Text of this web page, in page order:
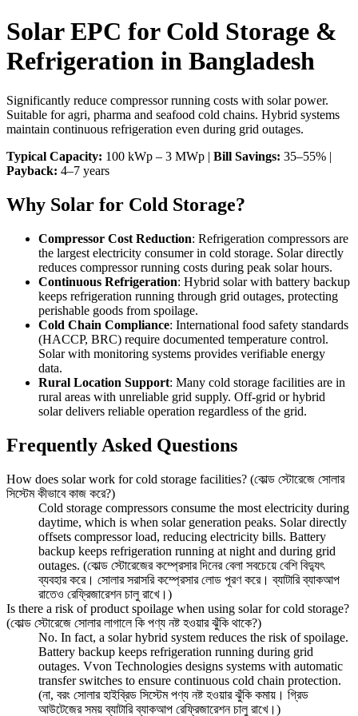
Solar EPC for Cold Storage &
Refrigeration in Bangladesh
Significantly reduce compressor running costs with solar power.
Suitable for agri, pharma and seafood cold chains. Hybrid systems
maintain continuous refrigeration even during grid outages.
Typical Capacity: 100 kWp – 3 MWp | Bill Savings: 35–55% |
Payback: 4–7 years
Why Solar for Cold Storage?
Compressor Cost Reduction: Refrigeration compressors are
the largest electricity consumer in cold storage. Solar directly
reduces compressor running costs during peak solar hours.
Continuous Refrigeration: Hybrid solar with battery backup
keeps refrigeration running through grid outages, protecting
perishable goods from spoilage.
Cold Chain Compliance: International food safety standards
(HACCP, BRC) require documented temperature control.
Solar with monitoring systems provides verifiable energy
data.
Rural Location Support: Many cold storage facilities are in
rural areas with unreliable grid supply. Off-grid or hybrid
solar delivers reliable operation regardless of the grid.
Frequently Asked Questions
How does solar work for cold storage facilities? (কোল্ড স্টোরেজে সোলার
সিস্টেম কীভাবে কাজ করে?)
Cold storage compressors consume the most electricity during
daytime, which is when solar generation peaks. Solar directly
offsets compressor load, reducing electricity bills. Battery
backup keeps refrigeration running at night and during grid
outages. (কোল্ড স্টোরেজের কম্প্রেসার দিনের বেলা সবচেয়ে বেশি বিদ্যুৎ
ব্যবহার করে। সোলার সরাসরি কম্প্রেসার লোড পূরণ করে। ব্যাটারি ব্যাকআপ
রাতেও রেফ্রিজারেশন চালু রাখে।)
Is there a risk of product spoilage when using solar for cold storage?
(কোল্ড স্টোরেজে সোলার লাগালে কি পণ্য নষ্ট হওয়ার ঝুঁকি থাকে?)
No. In fact, a solar hybrid system reduces the risk of spoilage.
Battery backup keeps refrigeration running during grid
outages. Vvon Technologies designs systems with automatic
transfer switches to ensure continuous cold chain protection.
(না, বরং সোলার হাইব্রিড সিস্টেম পণ্য নষ্ট হওয়ার ঝুঁকি কমায়। গ্রিড
আউটেজের সময় ব্যাটারি ব্যাকআপ রেফ্রিজারেশন চালু রাখে।)